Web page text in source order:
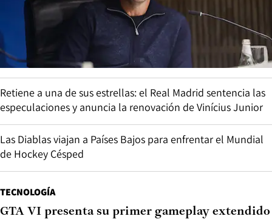
Retiene a una de sus estrellas: el Real Madrid sentencia las
especulaciones y anuncia la renovación de Vinícius Junior
Las Diablas viajan a Países Bajos para enfrentar el Mundial
de Hockey Césped
TECNOLOGÍA
GTA VI presenta su primer gameplay extendido